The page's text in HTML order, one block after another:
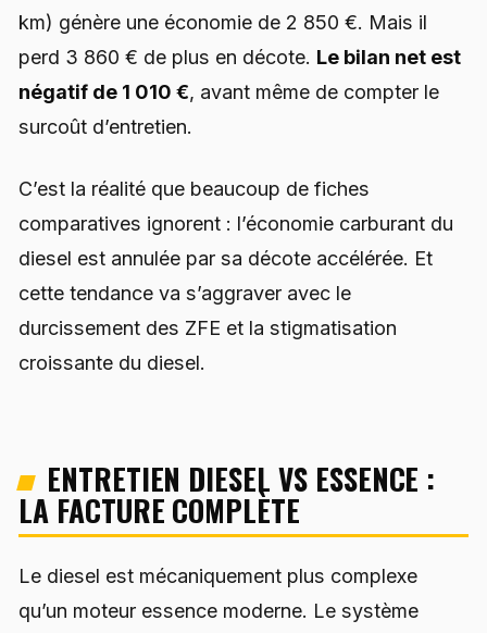
km) génère une économie de 2 850 €. Mais il
perd 3 860 € de plus en décote. Le bilan net est
négatif de 1 010 €, avant même de compter le
surcoût d’entretien.
C’est la réalité que beaucoup de fiches
comparatives ignorent : l’économie carburant du
diesel est annulée par sa décote accélérée. Et
cette tendance va s’aggraver avec le
durcissement des ZFE et la stigmatisation
croissante du diesel.
ENTRETIEN DIESEL VS ESSENCE :
LA FACTURE COMPLÈTE
Le diesel est mécaniquement plus complexe
qu’un moteur essence moderne. Le système